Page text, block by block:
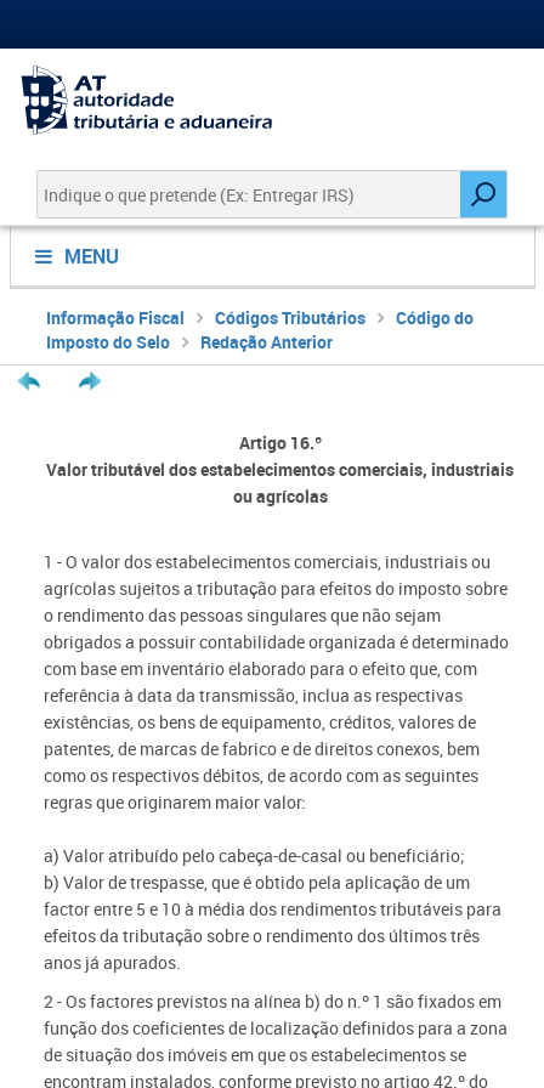
MENU
Informação Fiscal Códigos Tributários
Código do
Imposto do Selo
Redação Anterior
Artigo 16.º
Valor tributável dos estabelecimentos comerciais, industriais
ou agrícolas
1 - O valor dos estabelecimentos comerciais, industriais ou
agrícolas sujeitos a tributação para efeitos do imposto sobre
o rendimento das pessoas singulares que não sejam
obrigados a possuir contabilidade organizada é determinado
com base em inventário elaborado para o efeito que, com
referência à data da transmissão, inclua as respectivas
existências, os bens de equipamento, créditos, valores de
patentes, de marcas de fabrico e de direitos conexos, bem
como os respectivos débitos, de acordo com as seguintes
regras que originarem maior valor:
a) Valor atribuído pelo cabeça-de-casal ou beneficiário;
b) Valor de trespasse, que é obtido pela aplicação de um
factor entre 5 e 10 à média dos rendimentos tributáveis para
efeitos da tributação sobre o rendimento dos últimos três
anos já apurados.
2 - Os factores previstos na alínea b) do n.º 1 são fixados em
função dos coeficientes de localização definidos para a zona
de situação dos imóveis em que os estabelecimentos se
encontram instalados, conforme previsto no artigo 42.º do